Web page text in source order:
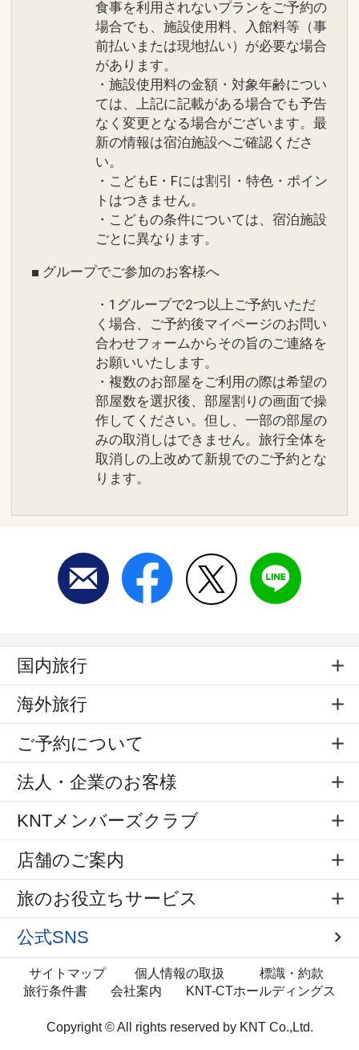
食事を利用されないプランをご予約の
場合でも、施設使用料、入館料等（事
前払いまたは現地払い）が必要な場合
があります。
・施設使用料の金額・対象年齢につい
ては、上記に記載がある場合でも予告
なく変更となる場合がございます。最
新の情報は宿泊施設へご確認くださ
い。
・こどもE・Fには割引・特色・ポイン
トはつきません。
・こどもの条件については、宿泊施設
ごとに異なります。
■ グループでご参加のお客様へ
・1グループで2つ以上ご予約いただ
く場合、ご予約後マイページのお問い
合わせフォームからその旨のご連絡を
お願いいたします。
・複数のお部屋をご利用の際は希望の
部屋数を選択後、部屋割りの画面で操
作してください。但し、一部の部屋の
みの取消しはできません。旅行全体を
取消しの上改めて新規でのご予約とな
ります。
国内旅行
海外旅行
ご予約について
法人・企業のお客様
KNTメンバーズクラブ
店舗のご案内
旅のお役立ちサービス
公式SNS
サイトマップ 個人情報の取扱
標識・約款
旅行条件書
会社案内 KNT-CTホールディングス
Copyright © All rights reserved by KNT Co.,Ltd.